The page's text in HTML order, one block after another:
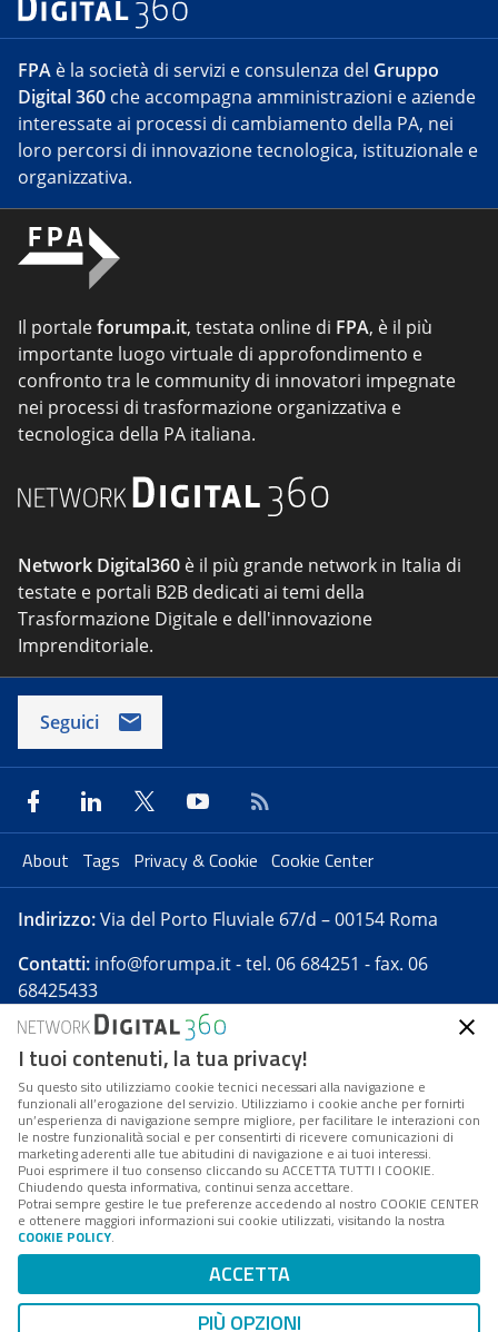
FPA è la società di servizi e consulenza del Gruppo
Digital 360 che accompagna amministrazioni e aziende
interessate ai processi di cambiamento della PA, nei
loro percorsi di innovazione tecnologica, istituzionale e
organizzativa.
Il portaleforumpa.it, testata online di FPA, è il più
importante luogo virtuale di approfondimento e
confronto tra le community di innovatori impegnate
nei processi di trasformazione organizzativa e
tecnologica della PA italiana.
Network Digital360 è il più grande network in Italia di
testate e portali B2B dedicati ai temi della
Trasformazione Digitale e dell'innovazione
Imprenditoriale.
Seguici
About Tags Privacy & Cookie Cookie Center
Indirizzo:Via del Porto Fluviale 67/d – 00154 Roma
Contatti: info@forumpa.it- tel. 06 684251 - fax. 06
68425433
Forumpa.itè una pubblicazione telematica iscritta
presso Registro della stampa del Tribunale di Roma -
Reg. n. 182 del 2 maggio 2008 - Direttore resp. Michela
Stentella
FPA s.r.l. è società soggetta a Direzione e
Coordinamento da parte di Digital360 S.p.A. - FPA s.r.l.
è un'azienda certificata per il sistema di management
Codice Fiscale/Partita IVA n. 10693191008 - R.E.A. Roma
n. 1249791. ISP AWS
Mappa del sito
I tuoi contenuti, la tua privacy!
Su questo sito utilizziamo cookie tecnici necessari alla navigazione e
funzionali all’erogazione del servizio. Utilizziamo i cookie anche per fornirti
un’esperienza di navigazione sempre migliore, per facilitare le interazioni con
le nostre funzionalità social e per consentirti di ricevere comunicazioni di
marketing aderenti alle tue abitudini di navigazione e ai tuoi interessi.
Puoi esprimere il tuo consenso cliccando su ACCETTA TUTTI I COOKIE.
Chiudendo questa informativa, continui senza accettare.
Potrai sempre gestire le tue preferenze accedendo al nostro COOKIE CENTER
e ottenere maggiori informazioni sui cookie utilizzati, visitando la nostra
COOKIE POLICY.
ACCETTA
PIÙ OPZIONI